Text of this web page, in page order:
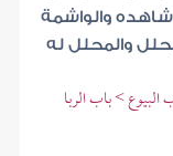
والواشمة
والمحلل له
البيوع > باب الربا